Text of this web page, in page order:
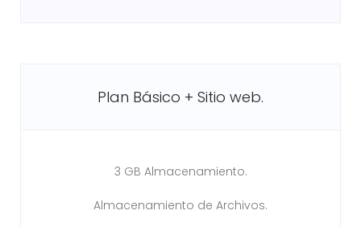
Plan Básico + Sitio web.
3 GB Almacenamiento.
Almacenamiento de Archivos.